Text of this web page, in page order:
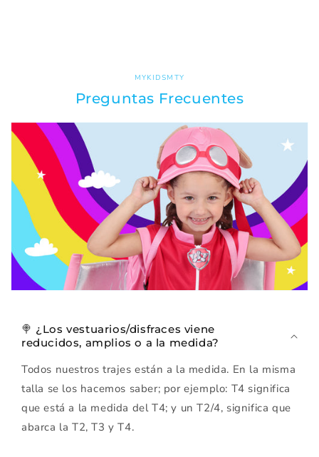
MYKIDSMTY
Preguntas Frecuentes
🍭 ¿Los vestuarios/disfraces viene
reducidos, amplios o a la medida?
Todos nuestros trajes están a la medida. En la misma
talla se los hacemos saber; por ejemplo: T4 significa
que está a la medida del T4; y un T2/4, significa que
abarca la T2, T3 y T4.